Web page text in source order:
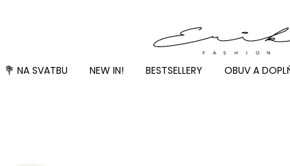
💐 NA SVATBU NEW IN! BESTSELLERY OBUV A